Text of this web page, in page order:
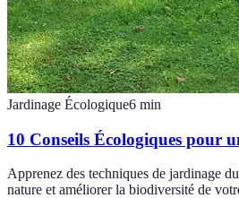
Jardinage Écologique6 min
10 Conseils Écologiques pour
Apprenez des techniques de jardinage
nature et améliorer la biodiversité de